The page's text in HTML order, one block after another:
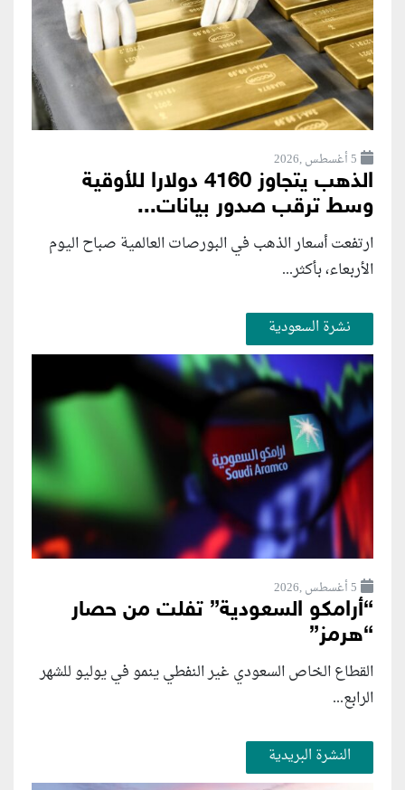
5 أغسطس ,2026
الذهب يتجاوز 4160 دولارا للأوقية
وسط ترقب صدور بيانات...
ارتفعت أسعار الذهب في البورصات العالمية صباح اليوم
الأربعاء، بأكثر...
نشرة السعودية
5 أغسطس ,2026
“أرامكو السعودية” تفلت من حصار
“هرمز”
القطاع الخاص السعودي غير النفطي ينمو في يوليو للشهر
الرابع...
النشرة البريدية